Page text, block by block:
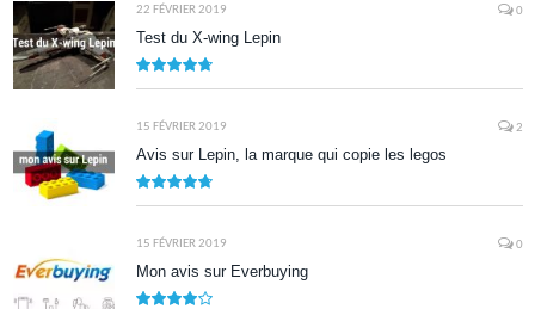
22 FÉVRIER 2019 0
Test du X-wing Lepin
15 FÉVRIER 2019 2
Avis sur Lepin, la marque qui copie les legos
15 FÉVRIER 2019 0
Mon avis sur Everbuying